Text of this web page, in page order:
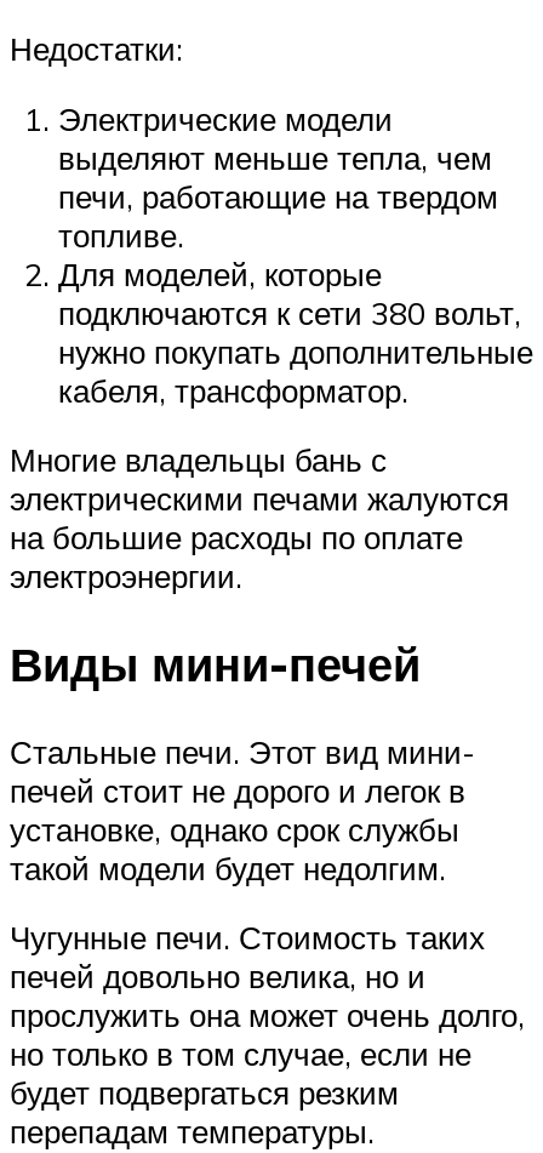
Недостатки:
Электрические модели
выделяют меньше тепла, чем
печи, работающие на твердом
топливе.
Для моделей, которые
подключаются к сети 380 вольт,
нужно покупать дополнительные
кабеля, трансформатор.
Многие владельцы бань с
электрическими печами жалуются
на большие расходы по оплате
электроэнергии.
Виды мини-печей
Стальные печи. Этот вид мини-
печей стоит не дорого и легок в
установке, однако срок службы
такой модели будет недолгим.
Чугунные печи. Стоимость таких
печей довольно велика, но и
прослужить она может очень долго,
но только в том случае, если не
будет подвергаться резким
перепадам температуры.